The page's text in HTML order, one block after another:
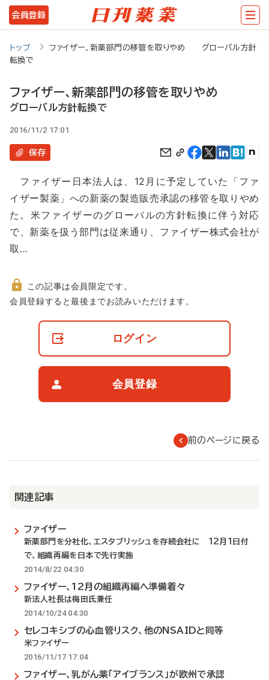
メ
イ
テ
ツ
に
動
会員登録
トップ
ファイザー、新薬部門の移管を取りやめ グローバル方針
転換で
ファイザー、新薬部門の移管を取りやめ
グローバル方針転換で
2016/11/2 17:01
保存
ファイザー日本法人は、12月に予定していた「ファ
イザー製薬」への新薬の製造販売承認の移管を取りやめ
た。米ファイザーのグローバルの方針転換に伴う対応
で、新薬を扱う部門は従来通り、ファイザー株式会社が
取…
非
この記事は会員限定です。
会員登録すると最後までお読みいただけます。
ログイン
会員登録
前のページに戻る
関連記事
ファイザー
新薬部門を分社化、エスタブリッシュを存続会社に 12月1日付
で、組織再編を日本で先行実施
2014/8/22 04:30
ファイザー、12月の組織再編へ準備着々
新法人社長は梅田氏兼任
2014/10/24 04:30
セレコキシブの心血管リスク、他のNSAIDと同等
米ファイザー
2016/11/17 17:04
ファイザー、乳がん薬「アイブランス」が欧州で承認